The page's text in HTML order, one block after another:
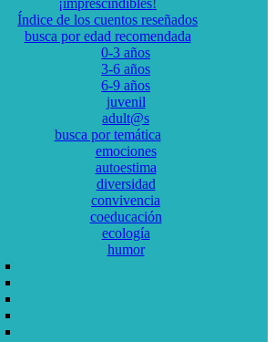
Índice de los cuentos reseñados
busca por edad recomendada
0-3 años
3-6 años
6-9 años
juvenil
adult@s
busca por temática
emociones
autoestima
diversidad
convivencia
coeducación
ecología
humor